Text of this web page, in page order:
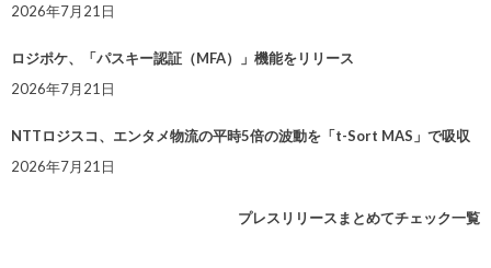
2026年7月21日
ロジポケ、「パスキー認証（MFA）」機能をリリース
2026年7月21日
NTTロジスコ、エンタメ物流の平時5倍の波動を「t-Sort MAS」で吸収
2026年7月21日
プレスリリースまとめてチェック一覧